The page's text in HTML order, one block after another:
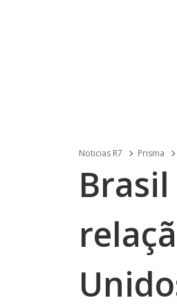
Noticias R7 Prisma